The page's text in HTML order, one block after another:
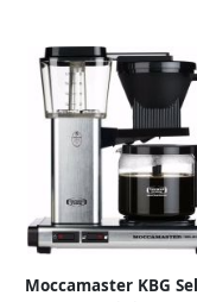
Moccamaster KBG